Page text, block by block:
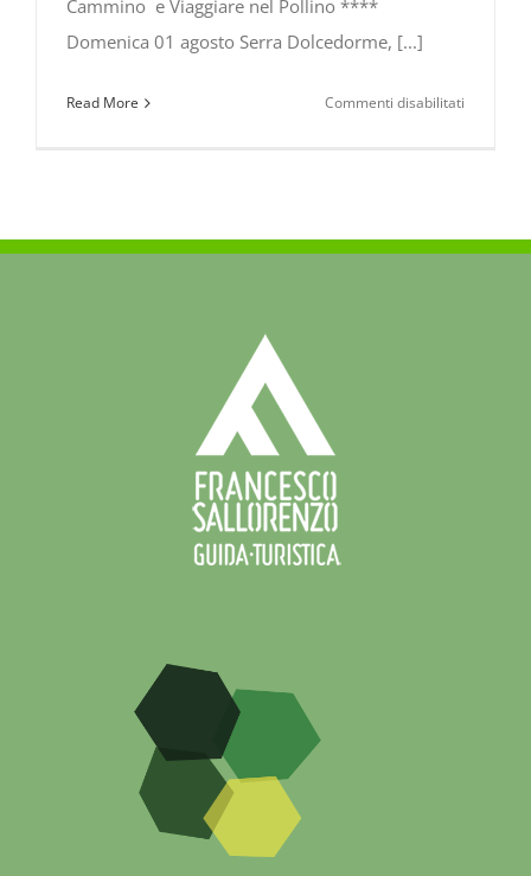
Cammino e Viaggiare nel Pollino ****
Domenica 01 agosto Serra Dolcedorme, [...]
Read More Commenti disabilitati